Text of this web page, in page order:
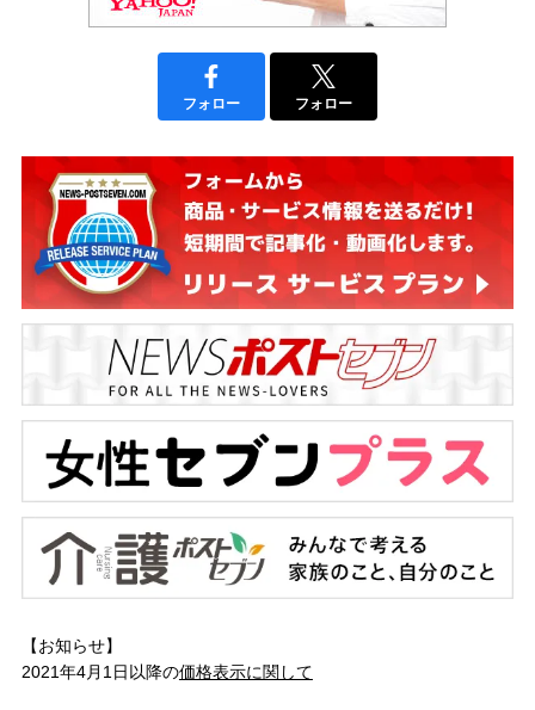
フォロー フォロー
【お知らせ】
2021年4月1日以降の価格表示に関して